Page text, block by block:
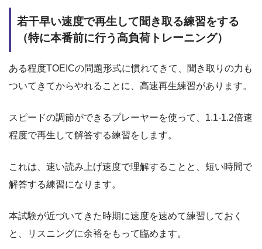
若干早い速度で再生して聞き取る練習をする
（特に本番前に行う高負荷トレーニング）
ある程度TOEICの問題形式に慣れてきて、聞き取りの力も
ついてきてからやれることに、高速再生練習があります。
スピードの調節ができるプレーヤーを使って、1.1-1.2倍速
程度で再生して解答する練習をします。
これは、速い読み上げ速度で理解することと、短い時間で
解答する練習になります。
本試験が近づいてきた時期に速度を速めて練習しておく
と、リスニングに余裕をもって臨めます。